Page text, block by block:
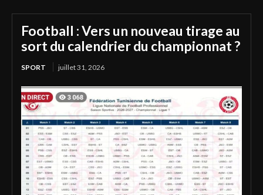
Football : Vers un nouveau tirage au
sort du calendrier du championnat ?
SPORT juillet 31, 2026